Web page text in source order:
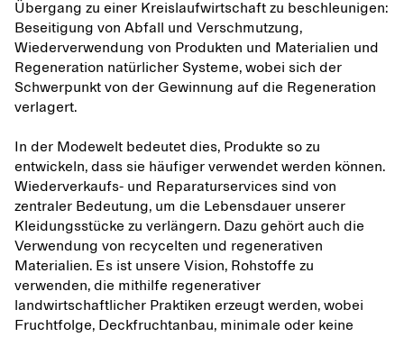
Übergang zu einer Kreislaufwirtschaft zu beschleunigen:
Beseitigung von Abfall und Verschmutzung,
Wiederverwendung von Produkten und Materialien und
Regeneration natürlicher Systeme, wobei sich der
Schwerpunkt von der Gewinnung auf die Regeneration
verlagert.
In der Modewelt bedeutet dies, Produkte so zu
entwickeln, dass sie häufiger verwendet werden können.
Wiederverkaufs- und Reparaturservices sind von
zentraler Bedeutung, um die Lebensdauer unserer
Kleidungsstücke zu verlängern. Dazu gehört auch die
Verwendung von recycelten und regenerativen
Materialien. Es ist unsere Vision, Rohstoffe zu
verwenden, die mithilfe regenerativer
landwirtschaftlicher Praktiken erzeugt werden, wobei
Fruchtfolge, Deckfruchtanbau, minimale oder keine